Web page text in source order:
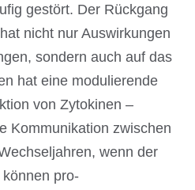
gestört. Der Rückgang
nicht nur Auswirkungen
sondern auch auf das
hat eine modulierende
von Zytokinen –
Kommunikation zwischen
wenn der
pro-